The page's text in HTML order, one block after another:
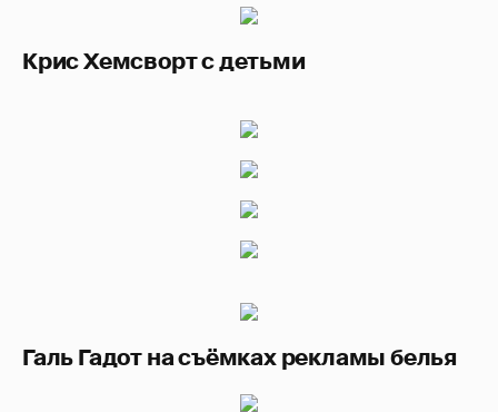
Крис Хемсворт с детьми
Галь Гадот на съёмках рекламы белья